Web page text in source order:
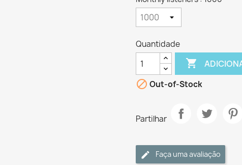
Quantidade

 Out-of-Stock
Partilhar
Faça uma avaliação